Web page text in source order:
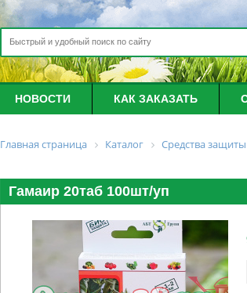
НОВОСТИ КАК ЗАКАЗАТЬ
Главная страница Каталог Средства
Гамаир 20таб 100шт/уп